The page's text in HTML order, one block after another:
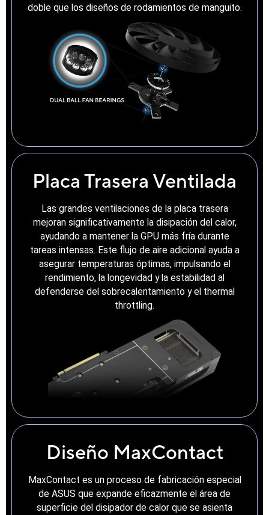
doble que los diseños de rodamientos de manguito.
Placa Trasera Ventilada
Las grandes ventilaciones de la placa trasera
mejoran significativamente la disipación del calor,
ayudando a mantener la GPU más fría durante
tareas intensas. Este flujo de aire adicional ayuda a
asegurar temperaturas óptimas, impulsando el
rendimiento, la longevidad y la estabilidad al
defenderse del sobrecalentamiento y el thermal
throttling.
Diseño MaxContact
MaxContact es un proceso de fabricación especial
de ASUS que expande eficazmente el área de
superficie del disipador de calor que se asienta